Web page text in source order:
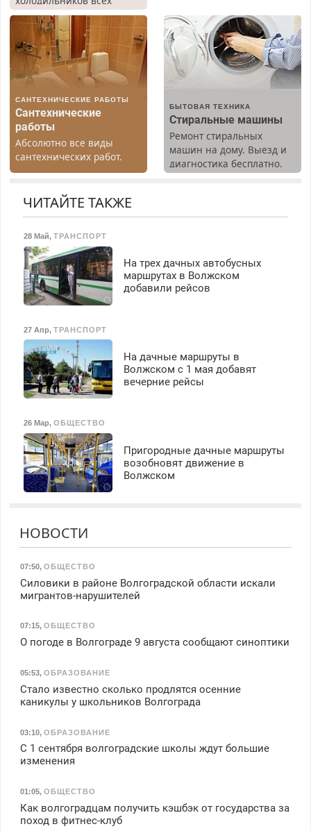
марок на дому, с
гарантией. Все р-ны.
Срочно. Без выходных.
Пенсионерам – скидки до
40%. Мастер со стажем.
(мужчины, женщины).
Прием по ТК РФ. График
работы любой.
Бесплатное проживание.
З/п – до 96000 рублей до
Ежемесячно
выплачивается денежная
премия. Возможно
бесплатное обучение,
получение документов,
работа инспектором по
125000 руб.
САНТЕХНИЧЕСКИЕ РАБОТЫ
Сантехнические
работы
Абсолютно все виды
сантехнических работ.
Быстро. Качественно.
БЫТОВАЯ ТЕХНИКА
Стиральные машины
Ремонт стиральных
машин на дому. Выезд и
диагностика бесплатно.
ЧИТАЙТЕ ТАКЖЕ
28 Май, ТРАНСПОРТ
На трех дачных автобусных
маршрутах в Волжском
добавили рейсов
27 Апр, ТРАНСПОРТ
На дачные маршруты в
Волжском с 1 мая добавят
вечерние рейсы
26 Мар, ОБЩЕСТВО
Пригородные дачные маршруты
возобновят движение в
Волжском
НОВОСТИ
07:50, ОБЩЕСТВО
Силовики в районе Волгоградской области искали
мигрантов-нарушителей
07:15, ОБЩЕСТВО
О погоде в Волгограде 9 августа сообщают синоптики
05:53, ОБРАЗОВАНИЕ
Стало известно сколько продлятся осенние
каникулы у школьников Волгограда
03:10, ОБРАЗОВАНИЕ
С 1 сентября волгоградские школы ждут большие
изменения
01:05, ОБЩЕСТВО
Как волгоградцам получить кэшбэк от государства за
поход в фитнес-клуб